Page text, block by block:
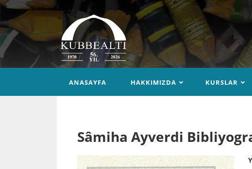
ANASAYFA HAKKIMIZDA KURSLAR
Sâmiha Ayverdi